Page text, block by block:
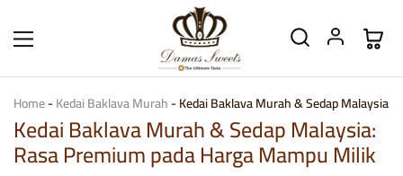
Home-Kedai Baklava Murah-Kedai Baklava Murah & Sedap Malaysia:
Kedai Baklava Murah & Sedap Malaysia:
Rasa Premium pada Harga Mampu Milik